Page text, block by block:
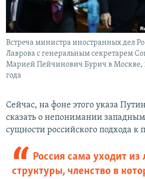
Встреча министра иностранных дел
Лаврова с генеральным секретарем
Марией Пейчинович Бурич в Москве,
года
Сейчас, на фоне этого указа
сказать о непонимании
сущности российского подхода к
Россия сама уходит из
структуры, членство в